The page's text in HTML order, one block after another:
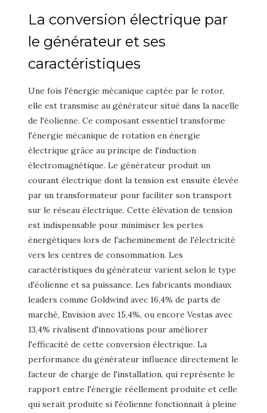
La conversion électrique par
le générateur et ses
caractéristiques
Une fois l'énergie mécanique captée par le rotor,
elle est transmise au générateur situé dans la nacelle
de l'éolienne. Ce composant essentiel transforme
l'énergie mécanique de rotation en énergie
électrique grâce au principe de l'induction
électromagnétique. Le générateur produit un
courant électrique dont la tension est ensuite élevée
par un transformateur pour faciliter son transport
sur le réseau électrique. Cette élévation de tension
est indispensable pour minimiser les pertes
énergétiques lors de l'acheminement de l'électricité
vers les centres de consommation. Les
caractéristiques du générateur varient selon le type
d'éolienne et sa puissance. Les fabricants mondiaux
leaders comme Goldwind avec 16,4% de parts de
marché, Envision avec 15,4%, ou encore Vestas avec
13,4% rivalisent d'innovations pour améliorer
l'efficacité de cette conversion électrique. La
performance du générateur influence directement le
facteur de charge de l'installation, qui représente le
rapport entre l'énergie réellement produite et celle
qui serait produite si l'éolienne fonctionnait à pleine